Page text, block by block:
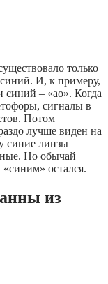
только
И, к примеру,
синий – «ао». Когда
сигналы в
Потом
лучше виден на
синие линзы
Но обычай
остался.
из